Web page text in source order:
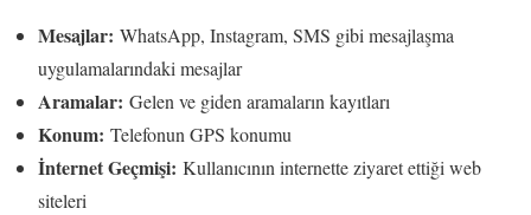
Mesajlar: WhatsApp, Instagram, SMS gibi mesajlaşma
uygulamalarındaki mesajlar
Aramalar: Gelen ve giden aramaların kayıtları
Konum: Telefonun GPS konumu
İnternet Geçmişi: Kullanıcının internette ziyaret ettiği web
siteleri